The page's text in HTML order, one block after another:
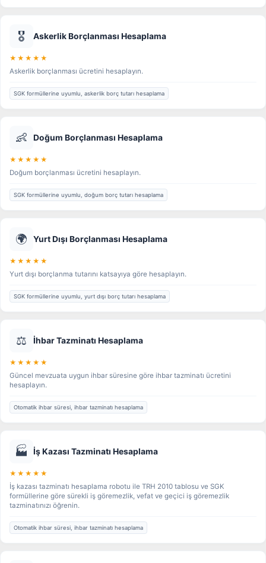
🎖️ Askerlik Borçlanması Hesaplama
★★★★★
Askerlik borçlanması ücretini hesaplayın.
SGK formüllerine uyumlu, askerlik borç tutarı hesaplama
👶 Doğum Borçlanması Hesaplama
★★★★★
Doğum borçlanması ücretini hesaplayın.
SGK formüllerine uyumlu, doğum borç tutarı hesaplama
🌍 Yurt Dışı Borçlanması Hesaplama
★★★★★
Yurt dışı borçlanma tutarını katsayıya göre hesaplayın.
SGK formüllerine uyumlu, yurt dışı borç tutarı hesaplama
⚖️ İhbar Tazminatı Hesaplama
★★★★★
Güncel mevzuata uygun ihbar süresine göre ihbar tazminatı ücretini
hesaplayın.
Otomatik ihbar süresi, ihbar tazminatı hesaplama
🏭 İş Kazası Tazminatı Hesaplama
★★★★★
İş kazası tazminatı hesaplama robotu ile TRH 2010 tablosu ve SGK
formüllerine göre sürekli iş göremezlik, vefat ve geçici iş göremezlik
tazminatınızı öğrenin.
Otomatik ihbar süresi, ihbar tazminatı hesaplama